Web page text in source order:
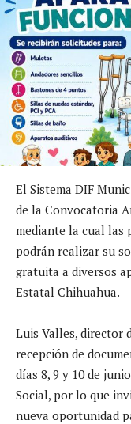
El Sistema DIF
de la Convocatoria
mediante la cual las
podrán realizar su
gratuita a diversos
Estatal Chihuahua.
Luis Valles, director
recepción de
días 8, 9 y 10 de
Social, por lo que
nueva oportunidad